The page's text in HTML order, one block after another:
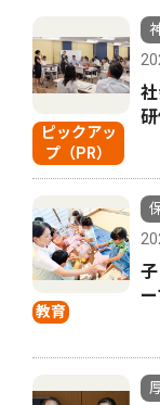
ピックアッ
プ（PR）
教育